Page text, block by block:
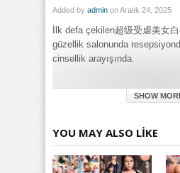
Added by admin on Aralık 24, 2025
İlk defa çekilen超级受虐美女
güzellik salonunda
cinsellik arayışında.
İlişkiye Olan İsteği izle, Süper
Deneyimi: Normal Cinsel İlişkiye
izle
SHOW
YOU MAY ALSO LIKE